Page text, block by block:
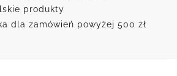
produkty
dla zamówień powyżej 500 zł